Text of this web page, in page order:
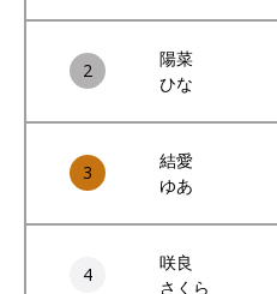
2
陽菜
ひな
3
結愛
ゆあ
4
咲良
さくら